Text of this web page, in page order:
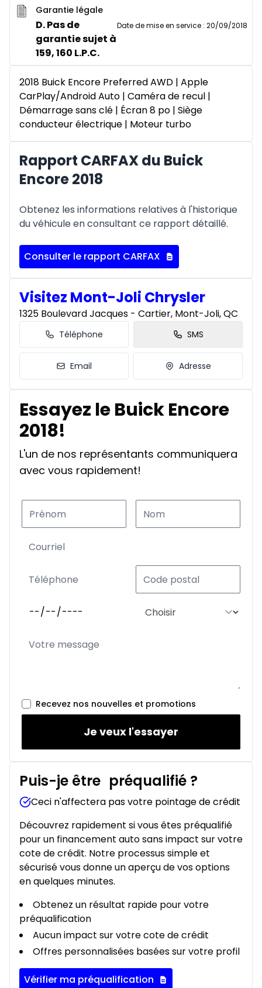
Garantie légale
D. Pas de
garantie sujet à
159, 160 L.P.C.
Date de mise en service : 20/09/2018
2018 Buick Encore Preferred AWD | Apple
CarPlay/Android Auto | Caméra de recul |
Démarrage sans clé | Écran 8 po | Siège
conducteur électrique | Moteur turbo
Rapport CARFAX du Buick
Encore 2018
Obtenez les informations relatives à l'historique
du véhicule en consultant ce rapport détaillé.
Consulter le rapport CARFAX
Visitez Mont-Joli Chrysler
1325 Boulevard Jacques - Cartier, Mont-Joli, QC
Téléphone SMS
Email Adresse
Essayez le Buick Encore
2018!
L'un de nos représentants communiquera
avec vous rapidement!
Recevez nos nouvelles et promotions
Je veux l'essayer
Puis-je être préqualifié ?
Ceci n'affectera pas votre pointage de crédit
Découvrez rapidement si vous êtes préqualifié
pour un financement auto sans impact sur votre
cote de crédit. Notre processus simple et
sécurisé vous donne un aperçu de vos options
en quelques minutes.
Obtenez un résultat rapide pour votre
préqualification
Aucun impact sur votre cote de crédit
Offres personnalisées basées sur votre profil
Vérifier ma préqualification